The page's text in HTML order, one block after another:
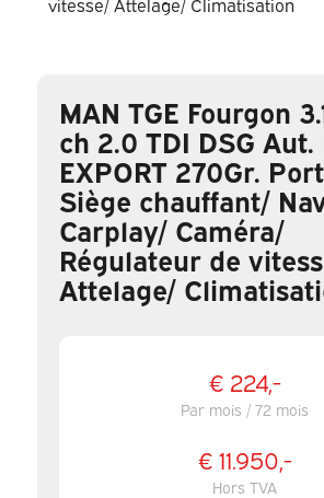
MAN TGE Fourgon
ch 2.0 TDI DSG Aut.
EXPORT 270Gr.
Siège chauffant/
Carplay/ Caméra/
Régulateur de
Attelage/
€ 224,-
Par mois / 72 mois
€ 11.950,-
Hors TVA